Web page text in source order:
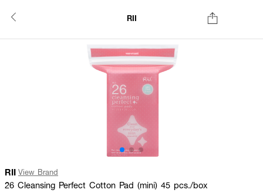
RII
RII View Brand
26 Cleansing Perfect Cotton Pad (mini) 45 pcs./box